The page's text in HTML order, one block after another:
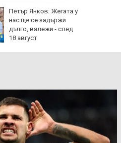
Петър Янков: Жегата у
нас ще се задържи
дълго, валежи - след
18 август